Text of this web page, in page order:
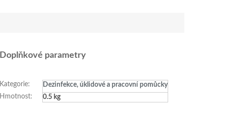
Doplňkové parametry
Kategorie:
Dezinfekce, úklidové a pracovní pomůcky
Hmotnost: 0.5 kg